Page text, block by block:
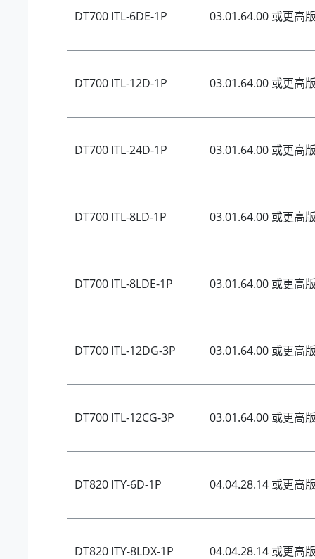
DT700 ITL-6DE-1P 03.01.64.00 或更高
DT700 ITL-12D-1P 03.01.64.00 或更高
DT700 ITL-24D-1P 03.01.64.00 或更高
DT700 ITL-8LD-1P 03.01.64.00 或更高
DT700 ITL-8LDE-1P 03.01.64.00 或更高
DT700 ITL-12DG-3P 03.01.64.00 或更高
DT700 ITL-12CG-3P 03.01.64.00 或更高
DT820 ITY-6D-1P 04.04.28.14 或更高
DT820 ITY-8LDX-1P 04.04.28.14 或更高